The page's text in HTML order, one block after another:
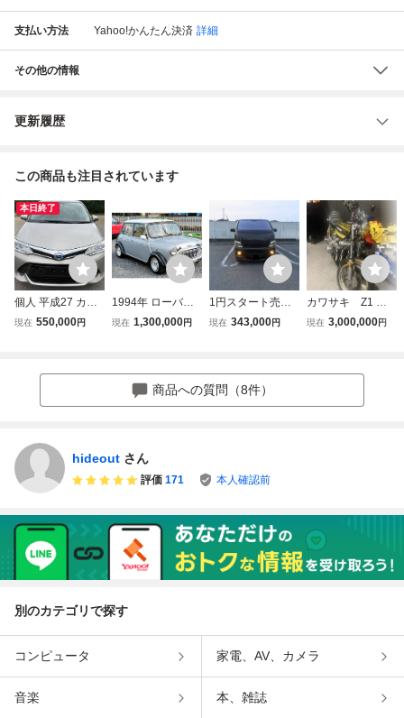
支払い方法 Yahoo!かんたん決済 詳細
その他の情報
更新履歴
この商品も注目されています
本日終了
個人 平成27 カロ
ーラアクシオ ハイ
現在 550,000円
1994年 ローバー
ミニ クーパー1.3
現在 1,300,000円
1円スタート売り
切り25年式 NV35
車いす移動車19万
Km
現在 343,000円
カワサキ Z1 タ
イガー 旧車
現在 3,000,000円
商品への質問（8件）
hideout さん
評価 171 本人確認前
別のカテゴリで探す
コンピュータ 家電、AV、カメラ
音楽 本、雑誌